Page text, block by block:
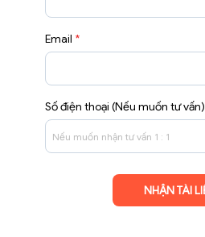
Email *
Số điện thoại (Nếu muốn tư vấn)